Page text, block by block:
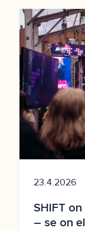
23.4.2026
SHIFT
– se on